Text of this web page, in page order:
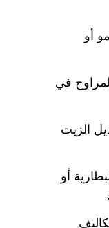
أو
في
الزيت
أو